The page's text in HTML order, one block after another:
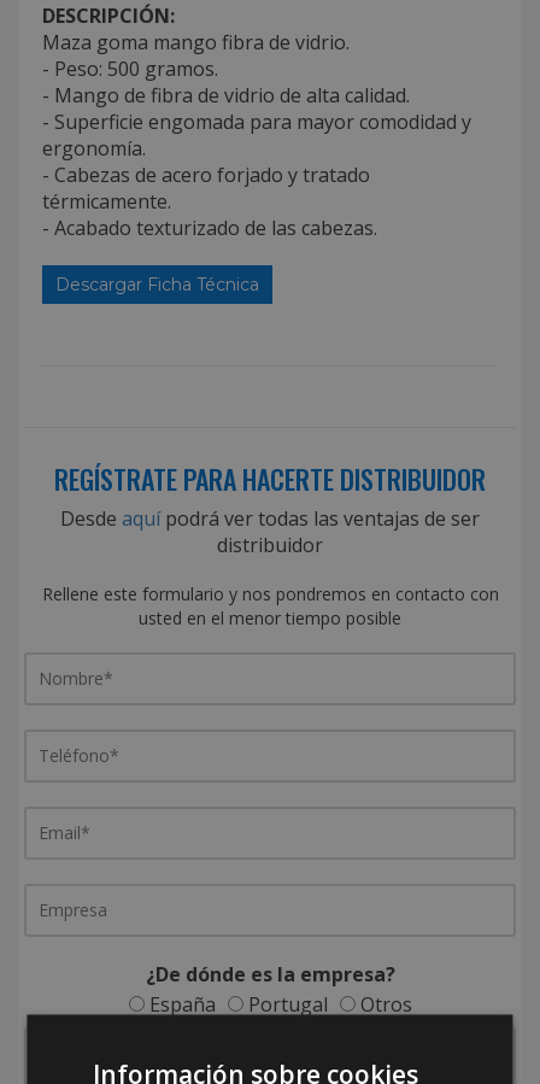
DESCRIPCIÓN:
Maza goma mango fibra de vidrio.
- Peso: 500 gramos.
- Mango de fibra de vidrio de alta calidad.
- Superficie engomada para mayor comodidad y
ergonomía.
- Cabezas de acero forjado y tratado
térmicamente.
- Acabado texturizado de las cabezas.
Descargar Ficha Técnica
REGÍSTRATE PARA HACERTE DISTRIBUIDOR
Desde aquípodrá ver todas las ventajas de ser
distribuidor
Rellene este formulario y nos pondremos en contacto con
usted en el menor tiempo posible
¿De dónde es la empresa?
España
Portugal Otros
Información sobre cookies